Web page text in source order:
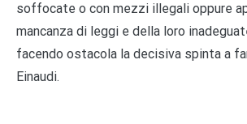
soffocate o con mezzi illegali oppure
mancanza di leggi e della loro
facendo ostacola la decisiva spinta a
Einaudi.